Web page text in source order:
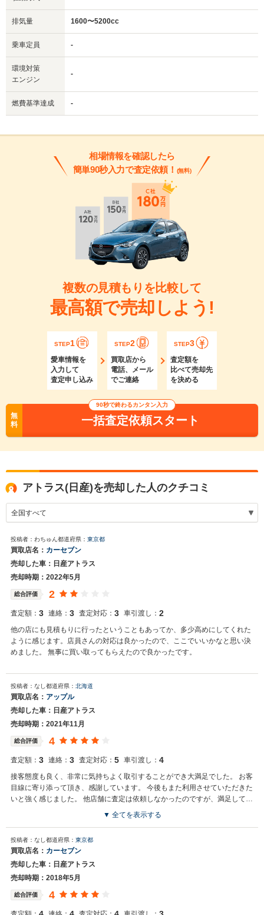
排気量 1600〜5200cc
乗車定員 -
環境対策
エンジン
-
燃費基準達成 -
相場情報を確認したら
簡単90秒入力で査定依頼！ (無料)
複数の見積もりを比較して
最高額で売却しよう!
STEP1
愛車情報を
入力して
査定申し込み
STEP2
買取店から
電話、メール
でご連絡
STEP3
査定額を
比べて売却先
を決める
無
料
90秒で終わるカンタン入力
一括査定依頼スタート
アトラス(日産)を売却した人のクチコミ
投稿者：わちゅん都道府県： 東京都
買取店名： カーセブン
売却した車：日産アトラス
売却時期：2022年5月
総合評価 2
査定額： 3 連絡： 3 査定対応： 3 車引渡し： 2
他の店にも見積もりに行ったということもあってか、多少高めにしてくれた
ように感じます。店員さんの対応は良かったので、ここでいいかなと思い決
めました。 無事に買い取ってもらえたので良かったです。
投稿者：なし 都道府県： 北海道
買取店名： アップル
売却した車：日産アトラス
売却時期：2021年11月
総合評価 4
査定額： 3 連絡： 3 査定対応： 5 車引渡し： 4
接客態度も良く、非常に気持ちよく取引することができ大満足でした。 お客
目線に寄り添って頂き、感謝しています。 今後もまた利用させていただきた
いと強く感じました。 他店舗に査定は依頼しなかったのですが、満足してい
▼ 全てを表示する
投稿者：なし 都道府県： 東京都
買取店名： カーセブン
売却した車：日産アトラス
売却時期：2018年5月
総合評価 4